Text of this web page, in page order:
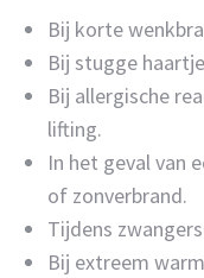
Bij korte
Bij stugge
Bij allergische
lifting.
In het geval van
of zonverbrand.
Tijdens
Bij extreem